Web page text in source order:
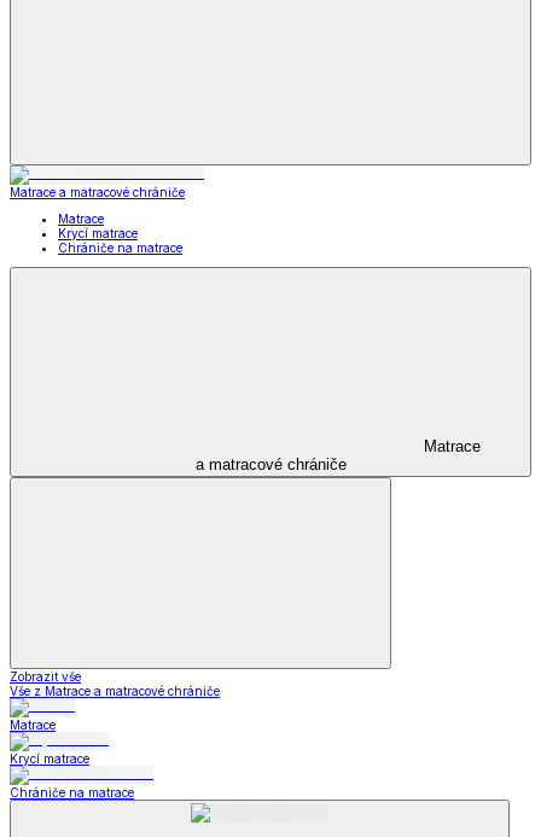
Matrace a matracové chrániče
Matrace
Krycí matrace
Chrániče na matrace
Matrace
a matracové chrániče
Zobrazit vše
Vše z Matrace a matracové chrániče
Matrace
Krycí matrace
Chrániče na matrace